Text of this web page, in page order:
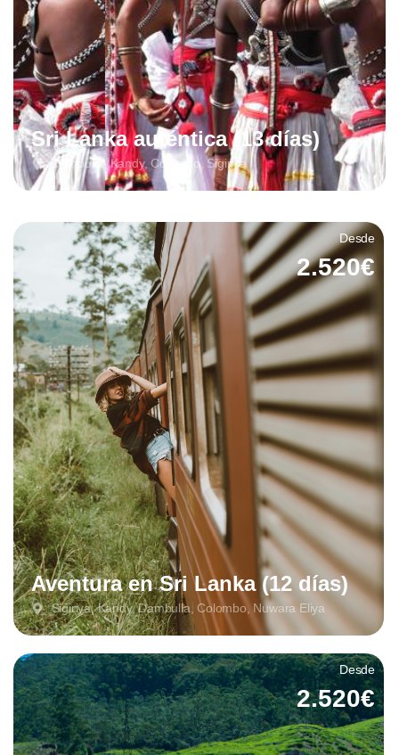
Sri Lanka auténtica (13 días)
Dambulla, Kandy, Colombo, Sigiriya
Desde
2.520€
Aventura en Sri Lanka (12 días)
Sigiriya, Kandy, Dambulla, Colombo, Nuwara Eliya
Desde
2.520€